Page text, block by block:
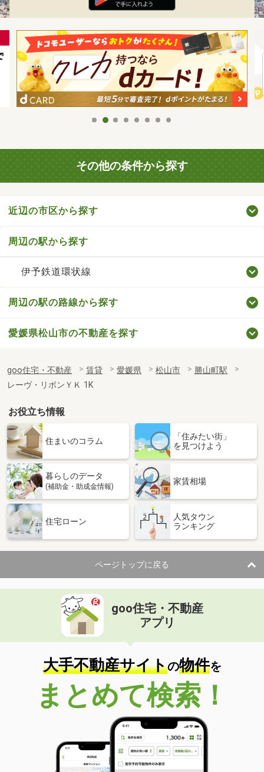
その他の条件から探す
近辺の市区から探す
周辺の駅から探す
伊予鉄道環状線
周辺の駅の路線から探す
愛媛県松山市の不動産を探す
goo住宅・不動産 賃貸 愛媛県 松山市
勝山町駅
レーヴ・リボンＹＫ 1K
お役立ち情報
住まいのコラム
「住みたい街」
を見つけよう
暮らしのデータ
(補助金・助成金情報)
家賃相場
住宅ローン
人気タウン
ランキング
ページトップに戻る
goo住宅・不動産
アプリ
大手不動産サイトの物件を
まとめて検索！